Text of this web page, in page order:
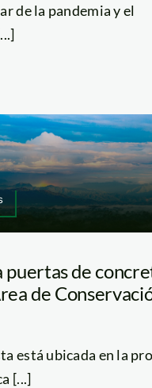
de la pandemia y el
puertas de
de
está ubicada en la
[...]